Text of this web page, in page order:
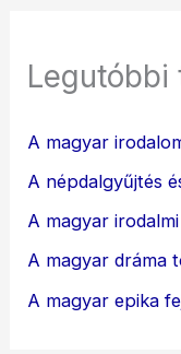
Legutóbbi
A magyar
A népdalgyűjtés
A magyar
A magyar dráma
A magyar epika